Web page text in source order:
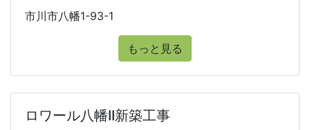
市川市八幡1-93-1
もっと見る
ロワール八幡II新築工事